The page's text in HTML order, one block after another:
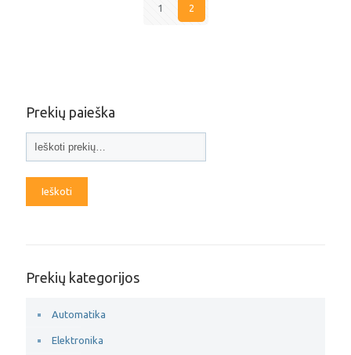
1 2
Prekių paieška
Ieškoti
Prekių kategorijos
Automatika
Elektronika